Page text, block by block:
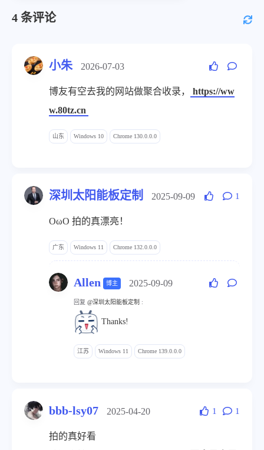
4 条评论
小朱 2026-07-03
博友有空去我的网站做聚合收录，
https://ww
w.80tz.cn
山东 Windows 10 Chrome 130.0.0.0
深圳太阳能板定制 2025-09-09 1
OωO 拍的真漂亮！
广东 Windows 11 Chrome 132.0.0.0
Allen 博主 2025-09-09
回复 @深圳太阳能板定制 :
Thanks!
江苏 Windows 11 Chrome 139.0.0.0
bbb-lsy07 2025-04-20 1 1
拍的真好看